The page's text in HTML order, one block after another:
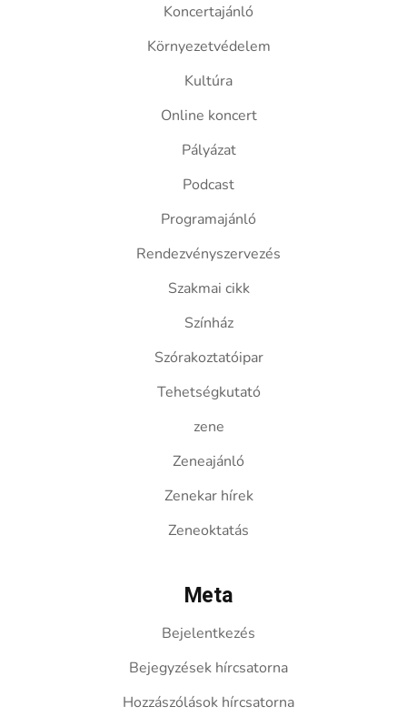
Koncertajánló
Környezetvédelem
Kultúra
Online koncert
Pályázat
Podcast
Programajánló
Rendezvényszervezés
Szakmai cikk
Színház
Szórakoztatóipar
Tehetségkutató
zene
Zeneajánló
Zenekar hírek
Zeneoktatás
Meta
Bejelentkezés
Bejegyzések hírcsatorna
Hozzászólások hírcsatorna